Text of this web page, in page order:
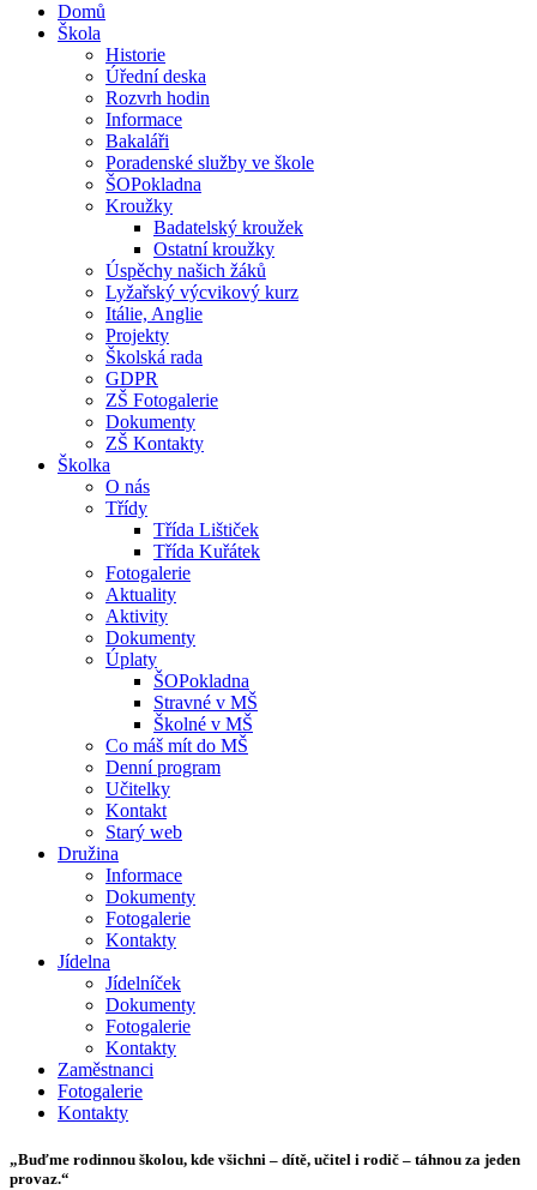
Domů
Škola
Historie
Úřední deska
Rozvrh hodin
Informace
Bakaláři
Poradenské služby ve škole
ŠOPokladna
Kroužky
Badatelský kroužek
Ostatní kroužky
Úspěchy našich žáků
Lyžařský výcvikový kurz
Itálie, Anglie
Projekty
Školská rada
GDPR
ZŠ Fotogalerie
Dokumenty
ZŠ Kontakty
Školka
O nás
Třídy
Třída Lištiček
Třída Kuřátek
Fotogalerie
Aktuality
Aktivity
Dokumenty
Úplaty
ŠOPokladna
Stravné v MŠ
Školné v MŠ
Co máš mít do MŠ
Denní program
Učitelky
Kontakt
Starý web
Družina
Informace
Dokumenty
Fotogalerie
Kontakty
Jídelna
Jídelníček
Dokumenty
Fotogalerie
Kontakty
Zaměstnanci
Fotogalerie
Kontakty
„Buďme rodinnou školou, kde všichni – dítě, učitel i rodič – táhnou za jeden
provaz.“